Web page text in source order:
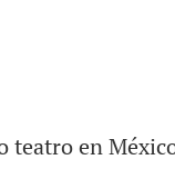
teatro en